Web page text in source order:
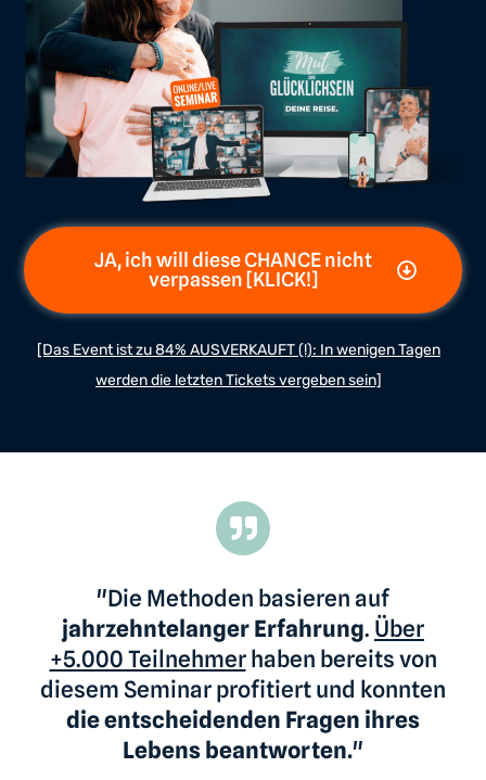
JA, ich will diese CHANCE nicht
verpassen [KLICK!]
[Das Event ist zu 84% AUSVERKAUFT (!): In wenigen Tagen
werden die letzten Tickets vergeben sein]
"Die Methoden basieren auf
jahrzehntelanger Erfahrung. Über
+5.000 Teilnehmerhaben bereits von
diesem Seminar profitiert und konnten
die entscheidenden Fragen ihres
Lebens beantworten."